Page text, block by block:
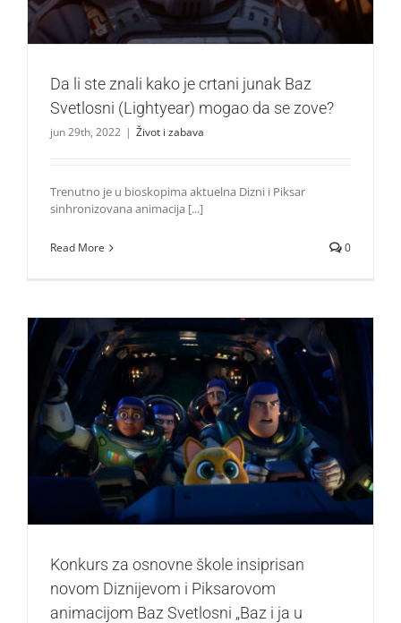
Da li ste znali kako je crtani junak Baz
Svetlosni (Lightyear) mogao da se zove?
jun 29th, 2022 | Život i zabava
Trenutno je u bioskopima aktuelna Dizni i Piksar
sinhronizovana animacija [...]
Read More 0
Konkurs za osnovne škole insiprisan novom Diznijevom i
Piksarovom animacijom Baz Svetlosni „Baz i ja u svemiru“
Život i zabava
Konkurs za osnovne škole insiprisan
novom Diznijevom i Piksarovom
animacijom Baz Svetlosni „Baz i ja u